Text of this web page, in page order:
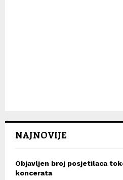
NAJNOVIJE
Objavljen broj posjetilaca
koncerata